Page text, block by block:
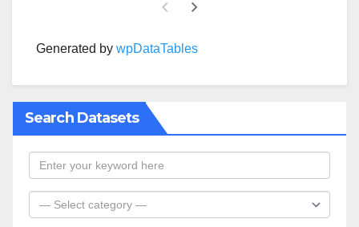
Generated by wpDataTables
Search Datasets